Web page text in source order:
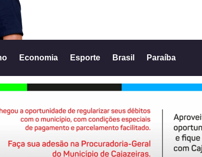
Economia Esporte Brasil Paraíba